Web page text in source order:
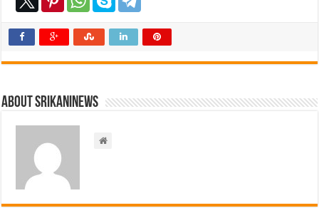
About srikaninews